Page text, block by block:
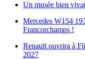
Un musée bien
Mercedes W154
Francorchamps !
Renault ouvrira à
2027